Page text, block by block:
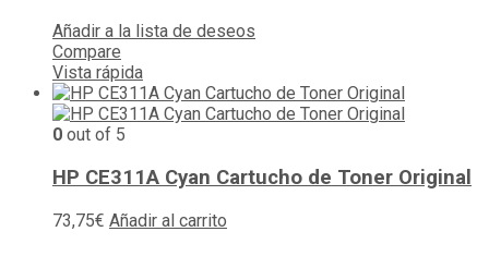
Añadir a la lista de deseos
Compare
Vista rápida
0 out of 5
HP CE311A Cyan Cartucho de Toner Original
73,75€ Añadir al carrito